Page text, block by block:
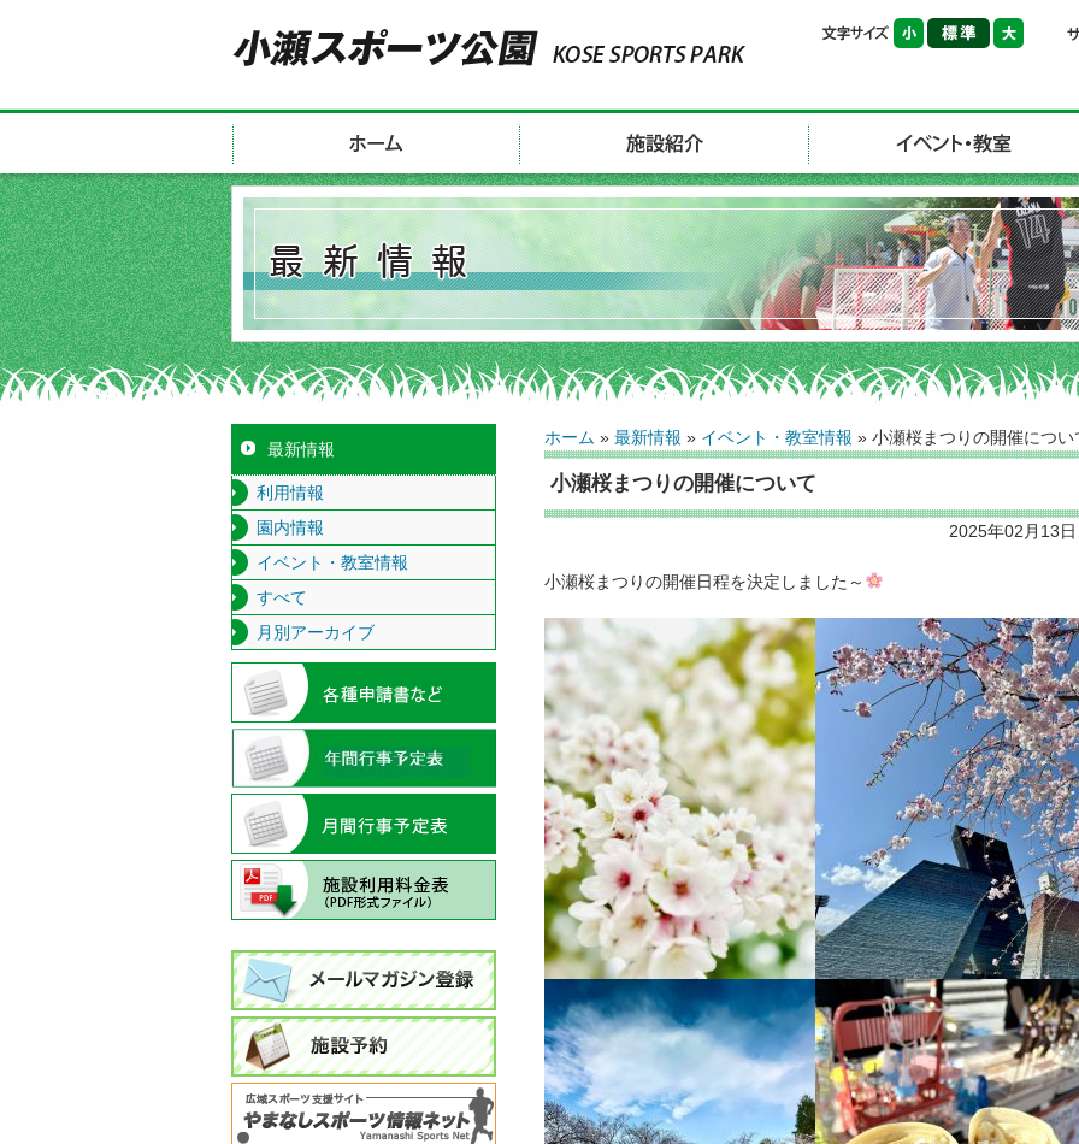
ホーム » 最新情報 » イベント・教室情報 » 小瀬桜まつりの開催につい
小瀬桜まつりの開催について
2025年02月13
小瀬桜まつりの開催日程を決定しました～
最新情報
利用情報
園内情報
イベント・教室情報
すべて
月別アーカイブ